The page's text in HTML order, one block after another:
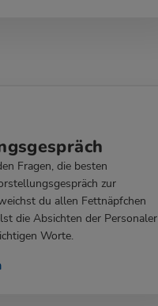
Fragen, die besten
zur
du allen Fettnäpfchen
die Absichten der Personaler
Worte.